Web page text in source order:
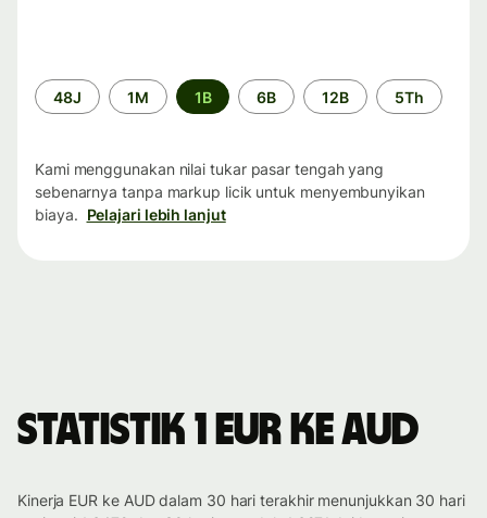
Periode
waktu
48J 1M 1B 6B 12B 5Th
Kami menggunakan nilai tukar pasar tengah yang
sebenarnya tanpa markup licik untuk menyembunyikan
biaya. Pelajari lebih lanjut
Statistik 1 EUR ke AUD
Kinerja EUR ke AUD dalam 30 hari terakhir menunjukkan 30 hari